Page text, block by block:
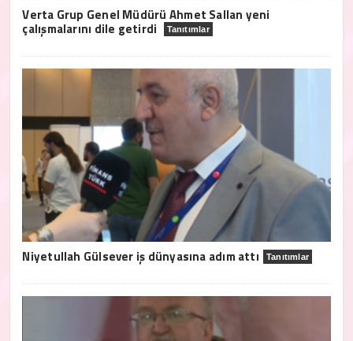
Verta Grup Genel Müdürü Ahmet Sallan yeni
çalışmalarını dile getirdi Tanıtımlar
Niyetullah Gülsever iş dünyasına adım attı Tanıtımlar